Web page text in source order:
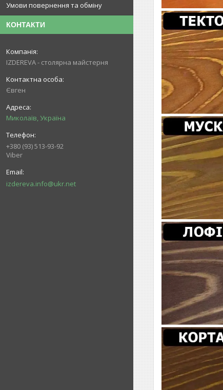
Умови повернення та обміну
КОНТАКТИ
IZDEREVA - столярна майстерня
Євген
Миколаїв, Україна
+380 (93) 513-93-92
Viber
izdereva.info@ukr.net